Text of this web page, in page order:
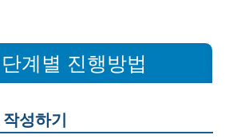
계별 진행방법
성하기